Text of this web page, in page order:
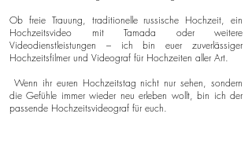
Ob freie Trauung, traditionelle russische Hochzeit, ein
Hochzeitsvideo mit Tamada oder weitere
Videodienstleistungen – ich bin euer zuverlässiger
Hochzeitsfilmer und Videograf für Hochzeiten aller Art.
Wenn ihr euren Hochzeitstag nicht nur sehen, sondern
die Gefühle immer wieder neu erleben wollt, bin ich der
passende Hochzeitsvideograf für euch.